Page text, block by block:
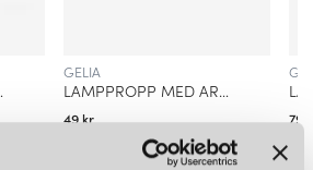
JORDAD
GELIA
LAMPPROPP MED ARMATURSLADD OJORDAD
49 kr
LÄGG I VARUKORGEN
79